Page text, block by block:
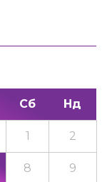
Сб Нд
1 2
8 9